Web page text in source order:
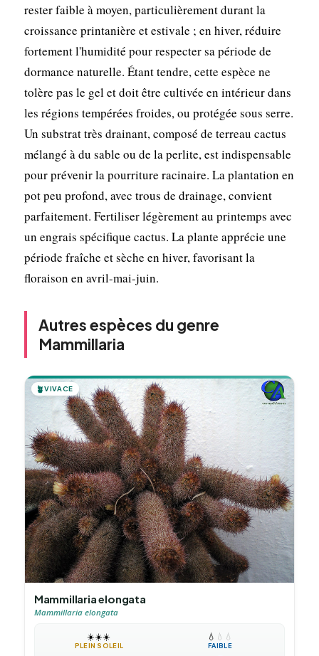
rester faible à moyen, particulièrement durant la
croissance printanière et estivale ; en hiver, réduire
fortement l'humidité pour respecter sa période de
dormance naturelle. Étant tendre, cette espèce ne
tolère pas le gel et doit être cultivée en intérieur dans
les régions tempérées froides, ou protégée sous serre.
Un substrat très drainant, composé de terreau cactus
mélangé à du sable ou de la perlite, est indispensable
pour prévenir la pourriture racinaire. La plantation en
pot peu profond, avec trous de drainage, convient
parfaitement. Fertiliser légèrement au printemps avec
un engrais spécifique cactus. La plante apprécie une
période fraîche et sèche en hiver, favorisant la
floraison en avril-mai-juin.
Autres espèces du genre
Mammillaria
🪴VIVACE
Mammillaria elongata
Mammillaria elongata
☀️☀️☀️
PLEIN SOLEIL
💧 💧 💧
FAIBLE